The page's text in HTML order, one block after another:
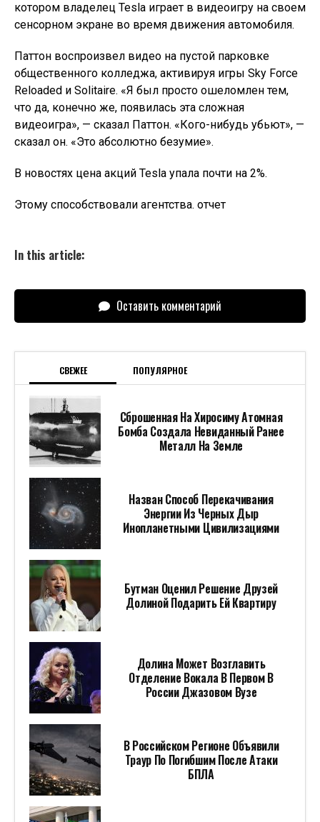
котором владелец Tesla играет в видеоигру на своем
сенсорном экране во время движения автомобиля.
Паттон воспроизвел видео на пустой парковке
общественного колледжа, активируя игры Sky Force
Reloaded и Solitaire. «Я был просто ошеломлен тем,
что да, конечно же, появилась эта сложная
видеоигра», — сказал Паттон. «Кого-нибудь убьют», —
сказал он. «Это абсолютно безумие».
В новостях цена акций Tesla упала почти на 2%.
Этому способствовали агентства. отчет
In this article:
Оставить комментарий
СВЕЖЕЕ ПОПУЛЯРНОЕ
Сброшенная На Хиросиму Атомная
Бомба Создала Невиданный Ранее
Металл На Земле
Назван Способ Перекачивания
Энергии Из Черных Дыр
Инопланетными Цивилизациями
Бутман Оценил Решение Друзей
Долиной Подарить Ей Квартиру
Долина Может Возглавить
Отделение Вокала В Первом В
России Джазовом Вузе
В Российском Регионе Объявили
Траур По Погибшим После Атаки
БПЛА